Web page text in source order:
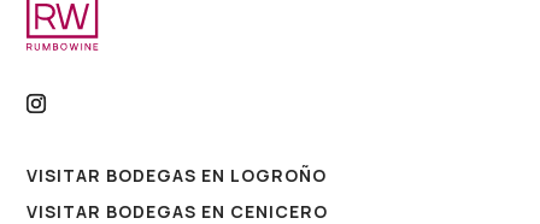
VISITAR BODEGAS EN LOGROÑO
VISITAR BODEGAS EN CENICERO